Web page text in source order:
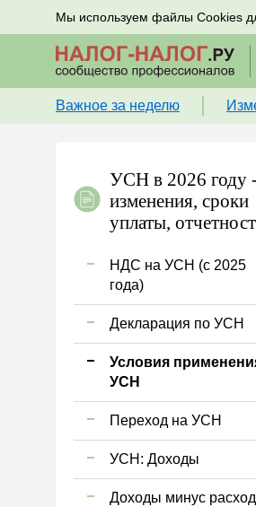
Мы используем файлы Cookies
Подписывайтесь на новости
Важное за неделю
УСН в 2026 году
изменения, сроки
уплаты,
НДС на УСН (с 2025
года)
Декларация по УСН
Условия
УСН
Переход на УСН
УСН: Доходы
Доходы минус